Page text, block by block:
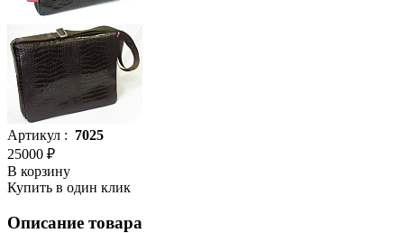
Артикул : 7025
25000 ₽
В корзину
Купить в один клик
Описание товара